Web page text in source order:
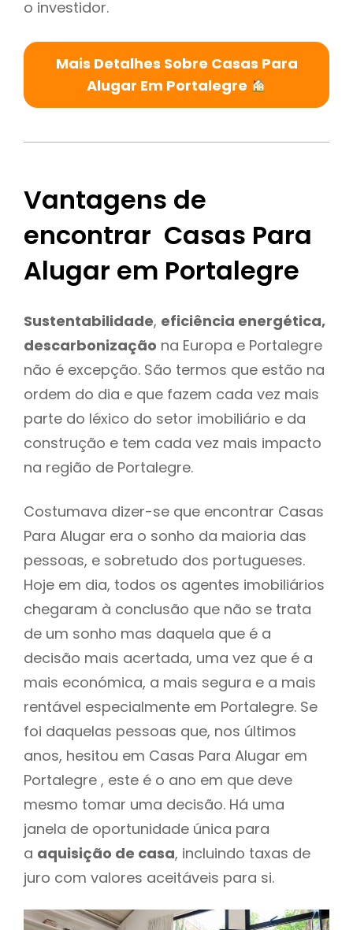
o investidor.
Mais Detalhes Sobre Casas Para
Alugar Em Portalegre
Vantagens de
encontrar Casas Para
Alugar em Portalegre
Sustentabilidade, eficiência energética,
descarbonização na Europa e Portalegre
não é excepção. São termos que estão na
ordem do dia e que fazem cada vez mais
parte do léxico do setor imobiliário e da
construção e tem cada vez mais impacto
na região de Portalegre.
Costumava dizer-se que encontrar Casas
Para Alugar era o sonho da maioria das
pessoas, e sobretudo dos portugueses.
Hoje em dia, todos os agentes imobiliários
chegaram à conclusão que não se trata
de um sonho mas daquela que é a
decisão mais acertada, uma vez que é a
mais económica, a mais segura e a mais
rentável especialmente em Portalegre. Se
foi daquelas pessoas que, nos últimos
anos, hesitou em Casas Para Alugar em
Portalegre , este é o ano em que deve
mesmo tomar uma decisão. Há uma
janela de oportunidade única para
a aquisição de casa, incluindo taxas de
juro com valores aceitáveis para si.